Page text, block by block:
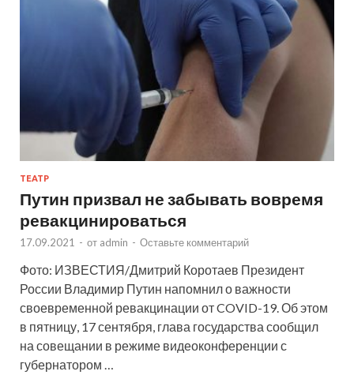
ТЕАТР
Путин призвал не забывать вовремя
ревакцинироваться
17.09.2021 - от admin - Оставьте комментарий
Фото: ИЗВЕСТИЯ/Дмитрий Коротаев Президент
России Владимир Путин напомнил о важности
своевременной ревакцинации от COVID-19. Об этом
в пятницу, 17 сентября, глава государства сообщил
на совещании в режиме видеоконференции с
губернатором …